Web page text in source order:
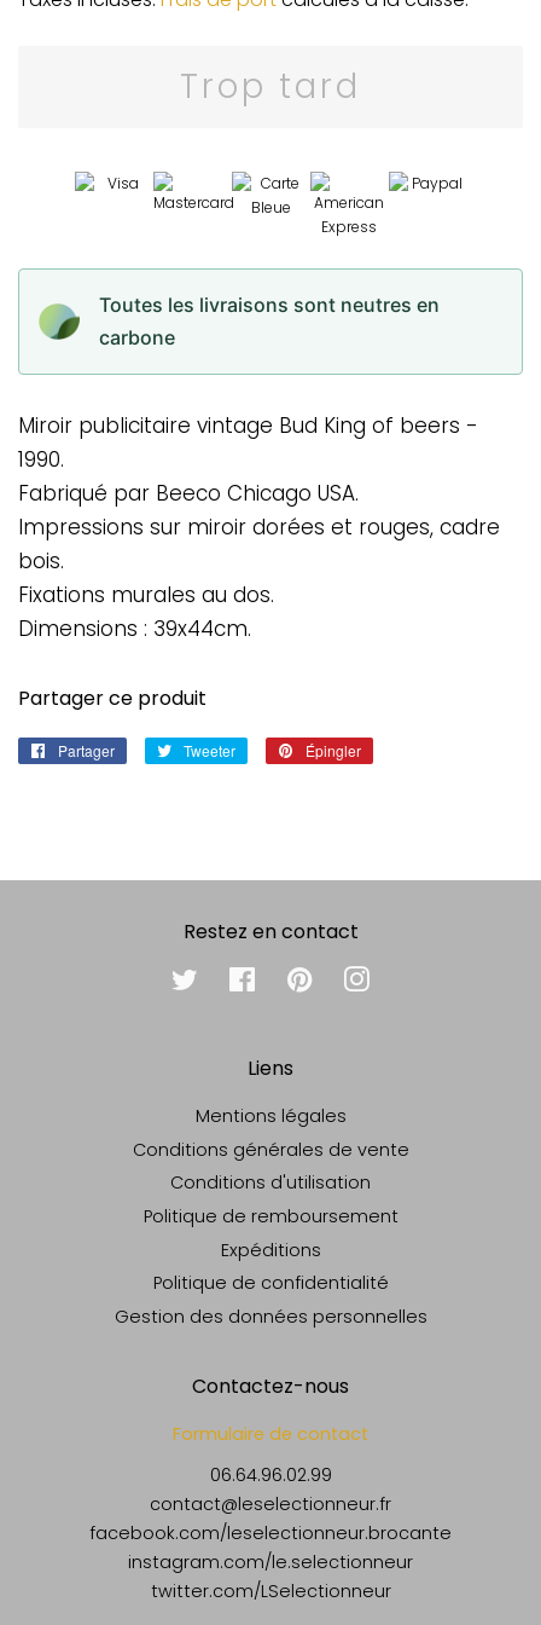
Trop tard
Toutes les livraisons sont neutres en
carbone
Miroir publicitaire vintage Bud King of beers -
1990.
Fabriqué par Beeco Chicago USA.
Impressions sur miroir dorées et rouges, cadre
bois.
Fixations murales au dos.
Dimensions : 39x44cm.
Partager ce produit
Partager
Partager Tweeter
Tweeter
Épingler
Restez en contact
Twitter FacebookPinterest
Liens
Mentions légales
Conditions générales de vente
Conditions d'utilisation
Politique de remboursement
Expéditions
Politique de confidentialité
Gestion des données personnelles
Contactez-nous
Formulaire de contact
06.64.96.02.99
contact@leselectionneur.fr
facebook.com/leselectionneur.brocante
instagram.com/le.selectionneur
twitter.com/LSelectionneur